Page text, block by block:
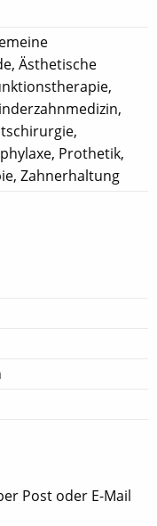
Ästhetische
Prothetik,
Zahnerhaltung
Post oder E-Mail